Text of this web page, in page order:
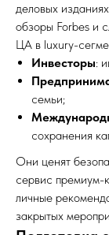
деловых
обзоры Forbes и
ЦА в luxury-
Инвесторы:
семьи;
сохранения
Они ценят
сервис премиум-
личные
закрытых